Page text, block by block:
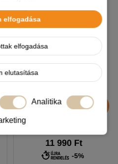
elfogadása
elfogadása
elutasítása
Analitika
JosiDog Economy
kutyatáp 15+3kg
11 990 Ft
-5%